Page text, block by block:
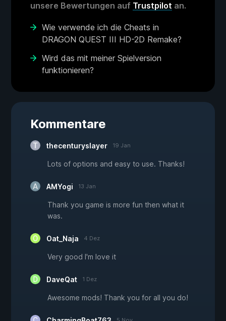
unsere Bewertungen auf Trustpilot an.
Wie verwende ich die Cheats in
DRAGON QUEST III HD-2D Remake?
Wird das mit meiner Spielversion
funktionieren?
Kommentare
thecenturyslayer 19 Jan
Lots of options and easy to use. Thanks!
AMYogi 13 Jan
Thank you game is more fun then what it
was.
Oat_Naja 4 Dez
Very good I'm love it
DaveQat 1 Dez
Awesome mods! Thank you for all you do!